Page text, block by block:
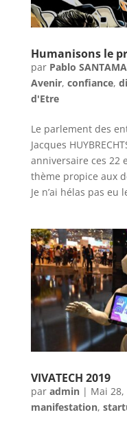
Humanisons le
par Pablo
Avenir, confiance,
d'Etre
Le parlement des
Jacques
anniversaire ces 22
thème propice aux
Je n’ai hélas pas eu
VIVATECH 2019
par admin| Mai 28,
manifestation,